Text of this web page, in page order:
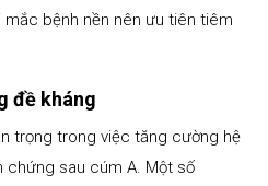
bệnh nền nên ưu tiên tiêm
đề kháng
trọng trong việc tăng cường hệ
chứng sau cúm A. Một số